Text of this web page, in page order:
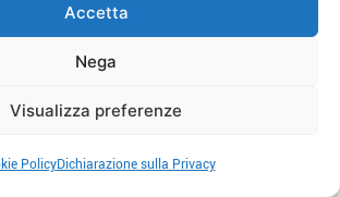
Accetta
Nega
Visualizza preferenze
PolicyDichiarazione sulla Privacy
alla nostra
newsletter